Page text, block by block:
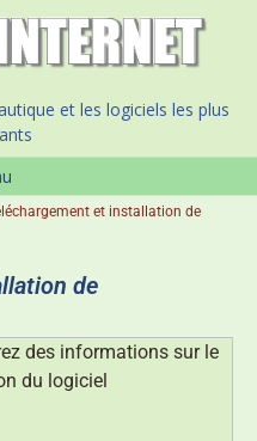
et les logiciels les plus
et installation de
de
des informations sur le
du logiciel